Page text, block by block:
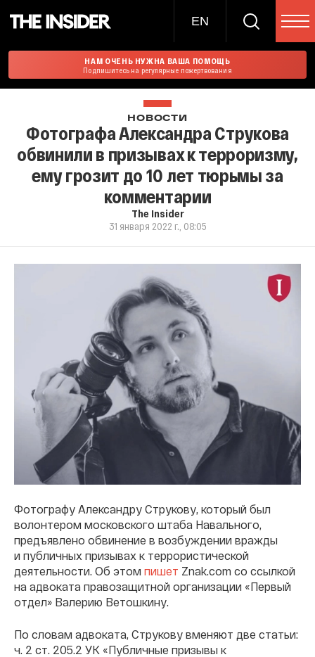
EN
НАМ ОЧЕНЬ НУЖНА ВАША ПОМОЩЬ
Подпишитесь на регулярные пожертвования
НОВОСТИ
Фотографа Александра Струкова
обвинили в призывах к терроризму,
ему грозит до 10 лет тюрьмы за
комментарии
The Insider
31 января 2022 г., 08:05
Фотографу Александру Струкову, который был
волонтером московского штаба Навального,
предъявлено обвинение в возбуждении вражды
и публичных призывах к террористической
деятельности. Об этом пишет Znak.com со ссылкой
на адвоката правозащитной организации «Первый
отдел» Валерию Ветошкину.
По словам адвоката, Струкову вменяют две статьи:
ч. 2 ст. 205.2 УК «Публичные призывы к